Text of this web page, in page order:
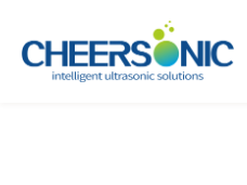
content